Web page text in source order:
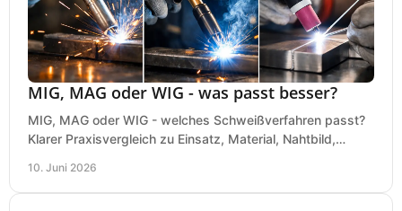
MIG, MAG oder WIG - was passt besser?
MIG, MAG oder WIG - welches Schweißverfahren passt?
Klarer Praxisvergleich zu Einsatz, Material, Nahtbild,
10. Juni 2026